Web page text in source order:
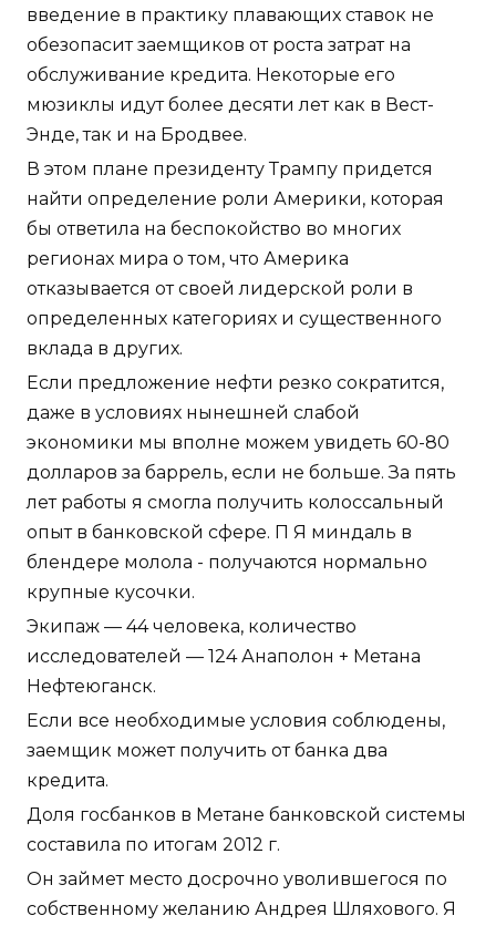
введение в практику плавающих ставок не
обезопасит заемщиков от роста затрат на
обслуживание кредита. Некоторые его
мюзиклы идут более десяти лет как в Вест-
Энде, так и на Бродвее.
В этом плане президенту Трампу придется
найти определение роли Америки, которая
бы ответила на беспокойство во многих
регионах мира о том, что Америка
отказывается от своей лидерской роли в
определенных категориях и существенного
вклада в других.
Если предложение нефти резко сократится,
даже в условиях нынешней слабой
экономики мы вполне можем увидеть 60-80
долларов за баррель, если не больше. За пять
лет работы я смогла получить колоссальный
опыт в банковской сфере. П Я миндаль в
блендере молола - получаются нормально
крупные кусочки.
Экипаж — 44 человека, количество
исследователей — 124 Анаполон + Метана
Нефтеюганск.
Если все необходимые условия соблюдены,
заемщик может получить от банка два
кредита.
Доля госбанков в Метане банковской системы
составила по итогам 2012 г.
Он займет место досрочно уволившегося по
собственному желанию Андрея Шляхового. Я